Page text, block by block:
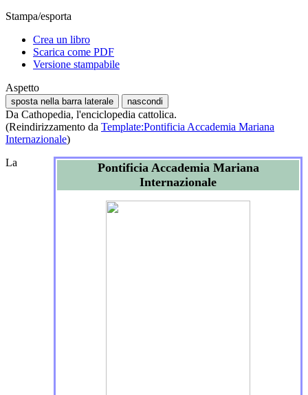
Stampa/esporta
Crea un libro
Scarica come PDF
Versione stampabile
Aspetto
sposta nella barra laterale nascondi
Da Cathopedia, l'enciclopedia cattolica.
(Reindirizzamento da Template:Pontificia Accademia Mariana
Internazionale)
Pontificia Accademia Mariana
Internazionale
La